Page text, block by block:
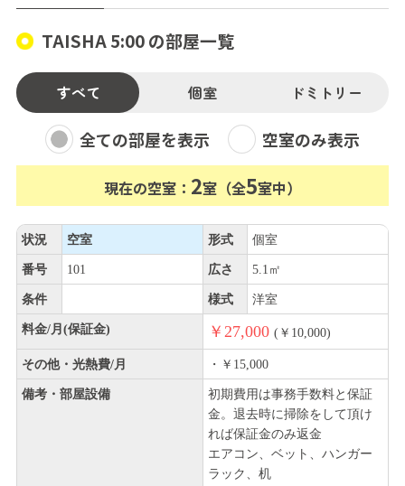
TAISHA 5:00 の部屋一覧
すべて 個室 ドミトリー
全ての部屋を表示 空室のみ表示
現在の空室： 2室（全5室中）
状況 空室 形式 個室
番号 101 広さ 5.1㎡
条件 様式 洋室
料金/月(保証金) ￥27,000 (￥10,000)
その他・光熱費/月 ・￥15,000
備考・部屋設備
初期費用は事務手数料と保証
金。退去時に掃除をして頂け
れば保証金のみ返金
エアコン、ベット、ハンガー
ラック、机